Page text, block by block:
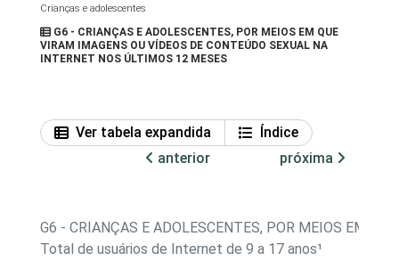
Crianças e adolescentes
G6 - CRIANÇAS E ADOLESCENTES, POR MEIOS EM QUE
VIRAM IMAGENS OU VÍDEOS DE CONTEÚDO SEXUAL NA
INTERNET NOS ÚLTIMOS 12 MESES
Ver tabela expandida
Índice
anterior
próxima
G6 - CRIANÇAS E ADOLESCENTES, POR MEIOS EM
Total de usuários de Internet de 9 a 17 anos¹